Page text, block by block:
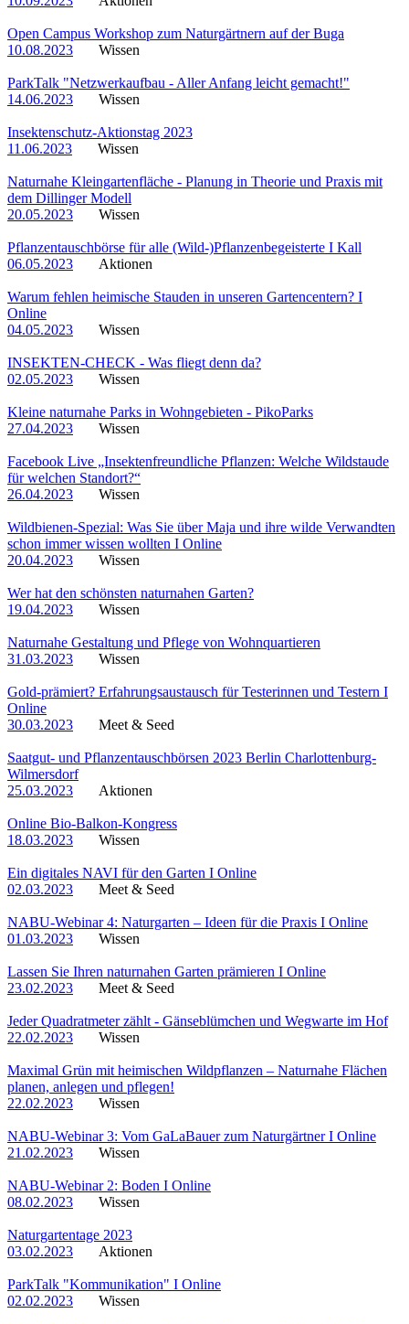
Open Campus Workshop zum Naturgärtnern auf der Buga
10.08.2023
Wissen
ParkTalk "Netzwerkaufbau - Aller Anfang leicht gemacht!"
14.06.2023
Wissen
Insektenschutz-Aktionstag 2023
11.06.2023
Wissen
Naturnahe Kleingartenfläche - Planung in Theorie und Praxis mit
dem Dillinger Modell
20.05.2023
Wissen
Pflanzentauschbörse für alle (Wild-)Pflanzenbegeisterte I Kall
06.05.2023
Aktionen
Warum fehlen heimische Stauden in unseren Gartencentern? I
Online
04.05.2023
Wissen
INSEKTEN-CHECK - Was fliegt denn da?
02.05.2023
Wissen
Kleine naturnahe Parks in Wohngebieten - PikoParks
27.04.2023
Wissen
Facebook Live „Insektenfreundliche Pflanzen: Welche Wildstaude
für welchen Standort?“
26.04.2023
Wissen
Wildbienen-Spezial: Was Sie über Maja und ihre wilde Verwandten
schon immer wissen wollten I Online
20.04.2023
Wissen
Wer hat den schönsten naturnahen Garten?
19.04.2023
Wissen
Naturnahe Gestaltung und Pflege von Wohnquartieren
31.03.2023
Wissen
Gold-prämiert? Erfahrungsaustausch für Testerinnen und Testern I
Online
30.03.2023
Meet & Seed
Saatgut- und Pflanzentauschbörsen 2023 Berlin Charlottenburg-
Wilmersdorf
25.03.2023
Aktionen
Online Bio-Balkon-Kongress
18.03.2023
Wissen
Ein digitales NAVI für den Garten I Online
02.03.2023
Meet & Seed
NABU-Webinar 4: Naturgarten – Ideen für die Praxis I Online
01.03.2023
Wissen
Lassen Sie Ihren naturnahen Garten prämieren I Online
23.02.2023
Meet & Seed
Jeder Quadratmeter zählt - Gänseblümchen und Wegwarte im Hof
22.02.2023
Wissen
Maximal Grün mit heimischen Wildpflanzen – Naturnahe Flächen
planen, anlegen und pflegen!
22.02.2023
Wissen
NABU-Webinar 3: Vom GaLaBauer zum Naturgärtner I Online
21.02.2023
Wissen
NABU-Webinar 2: Boden I Online
08.02.2023
Wissen
Naturgartentage 2023
03.02.2023
Aktionen
ParkTalk "Kommunikation" I Online
02.02.2023
Wissen